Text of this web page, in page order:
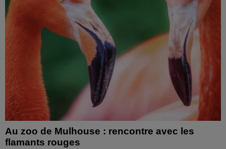
Au zoo de Mulhouse : rencontre avec les
flamants rouges